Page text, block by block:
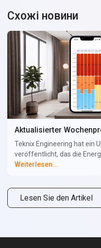
Схожі новини
Teknix Engineering hat ein
veröffentlicht, das die
auf ein neues Niveau hebt.
(bei Verwendung eines
arbeitet nur dann mit voller
Weiterlesen...
Lesen Sie den Artikel